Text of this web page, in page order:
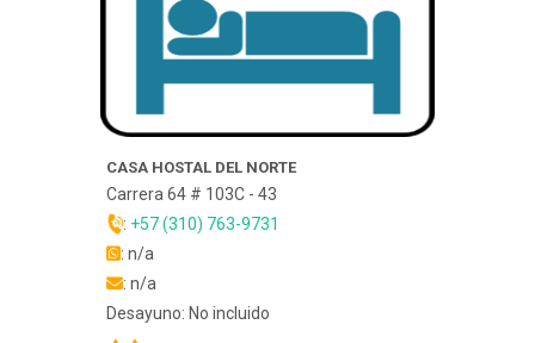
CASA HOSTAL DEL NORTE
Carrera 64 # 103C - 43
: +57 (310) 763-9731
: n/a
: n/a
Desayuno: No incluido